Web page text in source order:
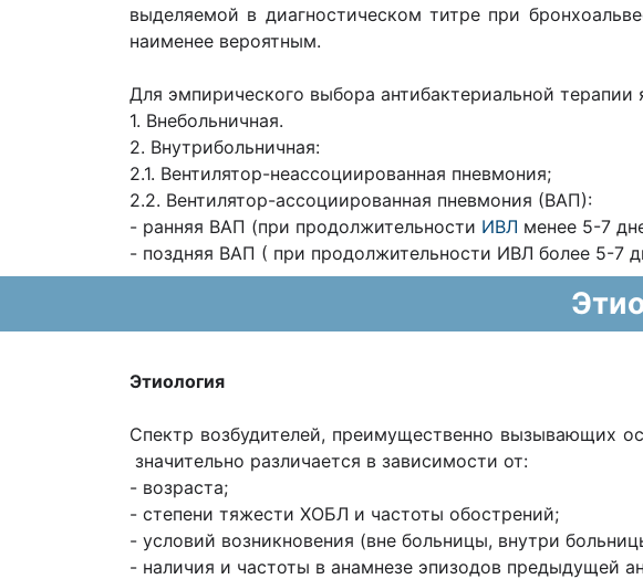
выделяемой в диагностическом титре при
наименее вероятным.
Для эмпирического выбора антибактериальной
1. Внебольничная.
2. Внутрибольничная:
2.1. Вентилятор-неассоциированная пневмония;
2.2. Вентилятор-ассоциированная пневмония (ВАП):
- ранняя ВАП (при продолжительности ИВЛ менее 5-7
- поздняя ВАП ( при продолжительности ИBЛ более 5-7
Этиология
Спектр возбудителей, преимущественно вызывающих
значительно различается в зависимости от:
- возраста;
- степени тяжести ХОБЛ и частоты обострений;
- условий возникновения (вне больницы, внутри
- наличия и частоты в анамнезе эпизодов предыдущей